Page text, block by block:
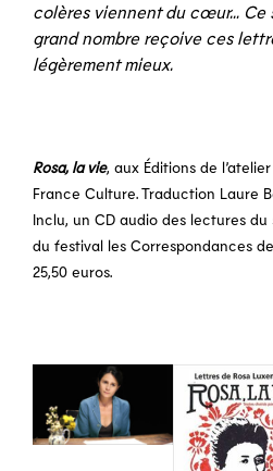
colères viennent du cœur… Ce
grand nombre reçoive ces
légèrement mieux.
Rosa, la vie, aux Éditions de
France Culture. Traduction Laure
Inclu, un CD audio des lectures
du festival les Correspondances
25,50 euros.